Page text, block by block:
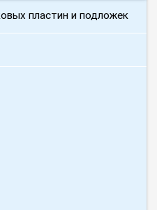
пластин и подложек